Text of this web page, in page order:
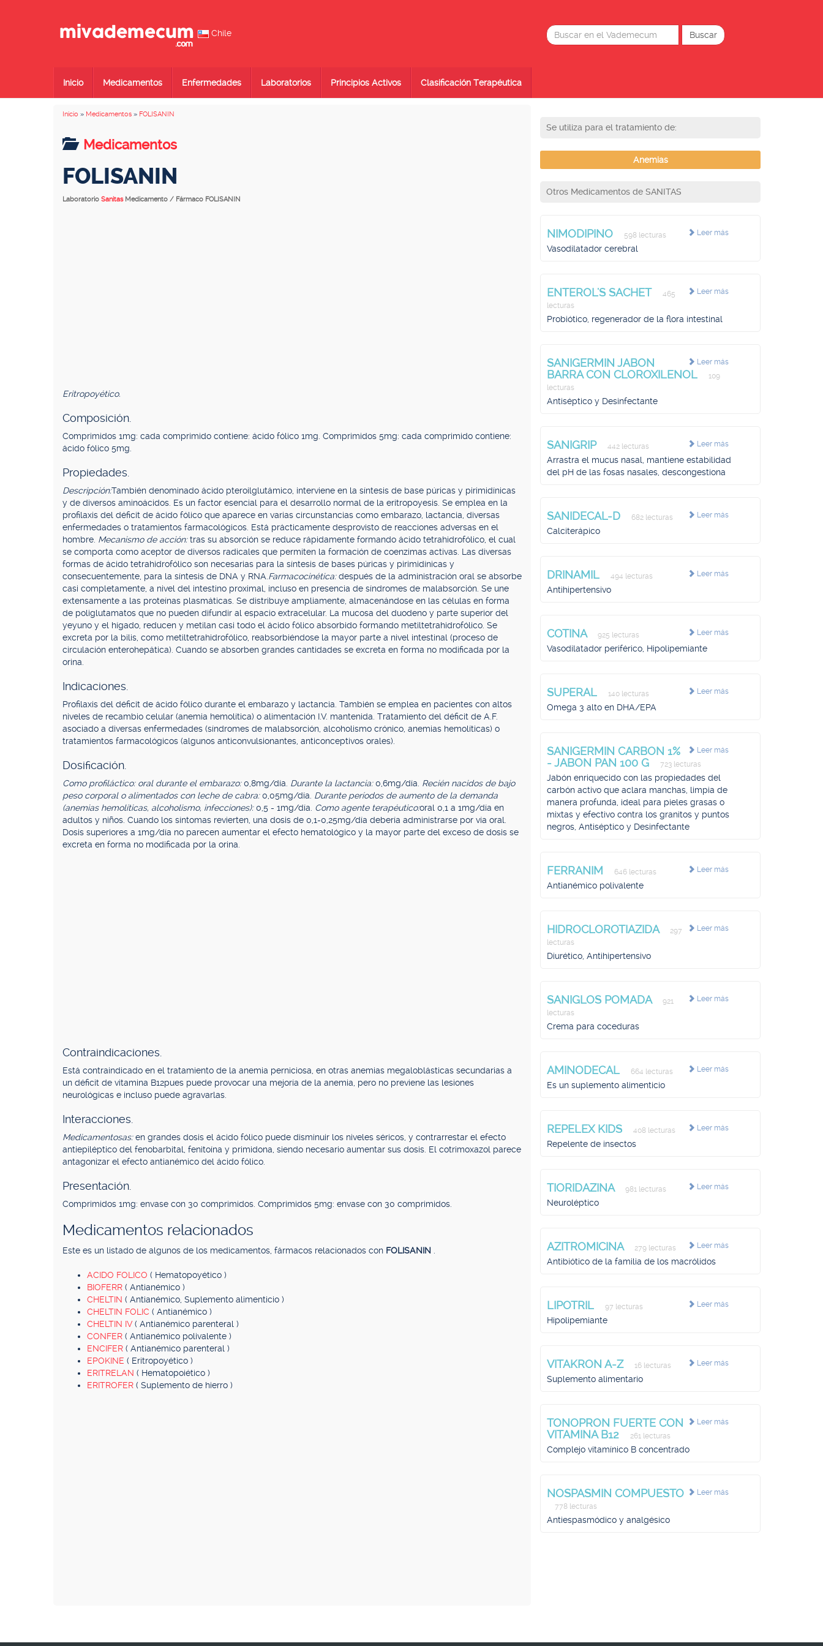
Chile
Inicio Medicamentos Enfermedades Laboratorios Principios Activos Clasificación Terapéutica
Inicio » Medicamentos » FOLISANIN
Medicamentos
FOLISANIN
Laboratorio Sanitas Medicamento / Fármaco FOLISANIN
Eritropoyético.
Composición.
Comprimidos 1mg: cada comprimido contiene: ácido fólico 1mg. Comprimidos 5mg: cada comprimido contiene:
ácido fólico 5mg.
Propiedades.
Descripción:También denominado ácido pteroilglutámico, interviene en la síntesis de base púricas y pirimidínicas
y de diversos aminoácidos. Es un factor esencial para el desarrollo normal de la eritropoyesis. Se emplea en la
profilaxis del déficit de ácido fólico que aparece en varias circunstancias como embarazo, lactancia, diversas
enfermedades o tratamientos farmacológicos. Está prácticamente desprovisto de reacciones adversas en el
hombre. Mecanismo de acción:tras su absorción se reduce rápidamente formando ácido tetrahidrofólico, el cual
se comporta como aceptor de diversos radicales que permiten la formación de coenzimas activas. Las diversas
formas de ácido tetrahidrofólico son necesarias para la síntesis de bases púricas y pirimidínicas y
consecuentemente, para la síntesis de DNA y RNA. Farmacocinética:después de la administración oral se absorbe
casi completamente, a nivel del intestino proximal, incluso en presencia de síndromes de malabsorción. Se une
extensamente a las proteínas plasmáticas. Se distribuye ampliamente, almacenándose en las células en forma
de poliglutamatos que no pueden difundir al espacio extracelular. La mucosa del duodeno y parte superior del
yeyuno y el hígado, reducen y metilan casi todo el ácido fólico absorbido formando metiltetrahidrofólico. Se
excreta por la bilis, como metiltetrahidrofólico, reabsorbiéndose la mayor parte a nivel intestinal (proceso de
circulación enterohepática). Cuando se absorben grandes cantidades se excreta en forma no modificada por la
orina.
Indicaciones.
Profilaxis del déficit de ácido fólico durante el embarazo y lactancia. También se emplea en pacientes con altos
niveles de recambio celular (anemia hemolítica) o alimentación I.V. mantenida. Tratamiento del déficit de A.F.
asociado a diversas enfermedades (síndromes de malabsorción, alcoholismo crónico, anemias hemolíticas) o
tratamientos farmacológicos (algunos anticonvulsionantes, anticonceptivos orales).
Dosificación.
Como profiláctico: oral durante el embarazo:0,8mg/día. Durante la lactancia:0,6mg/día. Recién nacidos de bajo
peso corporal o alimentados con leche de cabra:0,05mg/día. Durante períodos de aumento de la demanda
(anemias hemolíticas, alcoholismo, infecciones):0,5 - 1mg/día. Como agente terapéutico:oral 0,1 a 1mg/día en
adultos y niños. Cuando los síntomas revierten, una dosis de 0,1-0,25mg/día debería administrarse por vía oral.
Dosis superiores a 1mg/día no parecen aumentar el efecto hematológico y la mayor parte del exceso de dosis se
excreta en forma no modificada por la orina.
Contraindicaciones.
Está contraindicado en el tratamiento de la anemia perniciosa, en otras anemias megaloblásticas secundarias a
un déficit de vitamina B12pues puede provocar una mejoría de la anemia, pero no previene las lesiones
neurológicas e incluso puede agravarlas.
Interacciones.
Medicamentosas:en grandes dosis el ácido fólico puede disminuir los niveles séricos, y contrarrestar el efecto
antiepiléptico del fenobarbital, fenitoína y primidona, siendo necesario aumentar sus dosis. El cotrimoxazol parece
antagonizar el efecto antianémico del ácido fólico.
Presentación.
Comprimidos 1mg: envase con 30 comprimidos. Comprimidos 5mg: envase con 30 comprimidos.
Medicamentos relacionados
Este es un listado de algunos de los medicamentos, fármacos relacionados con FOLISANIN
ACIDO FOLICO ( Hematopoyético )
BIOFERR ( Antianémico )
CHELTIN ( Antianémico, Suplemento alimenticio )
CHELTIN FOLIC ( Antianémico )
CHELTIN IV( Antianémico parenteral )
CONFER ( Antianémico polivalente )
ENCIFER ( Antianémico parenteral )
EPOKINE ( Eritropoyético )
ERITRELAN ( Hematopoiético )
ERITROFER ( Suplemento de hierro )
Se utiliza para el tratamiento de:
Anemias
Otros Medicamentos de SANITAS
Leer más
NIMODIPINO 598 lecturas
Vasodilatador cerebral
Leer más
ENTEROL'S SACHET
465
lecturas
Probiótico, regenerador de la flora intestinal
Leer más
SANIGERMIN JABON
BARRA CON CLOROXILENOL
109
lecturas
Antiséptico y Desinfectante
Leer más
SANIGRIP 442 lecturas
Arrastra el mucus nasal, mantiene estabilidad
del pH de las fosas nasales, descongestiona
Leer más
SANIDECAL-D 682 lecturas
Calciterápico
Leer más
DRINAMIL 494 lecturas
Antihipertensivo
Leer más
COTINA 925 lecturas
Vasodilatador periférico, Hipolipemiante
Leer más
SUPERAL 140 lecturas
Omega 3 alto en DHA/EPA
Leer más
SANIGERMIN CARBON 1%
- JABON PAN 100 G
723 lecturas
Jabón enriquecido con las propiedades del
carbón activo que aclara manchas, limpia de
manera profunda, ideal para pieles grasas o
mixtas y efectivo contra los granitos y puntos
negros, Antiséptico y Desinfectante
Leer más
FERRANIM 646 lecturas
Antianémico polivalente
Leer más
HIDROCLOROTIAZIDA
297
lecturas
Diurético, Antihipertensivo
Leer más
SANIGLOS POMADA
921
lecturas
Crema para coceduras
Leer más
AMINODECAL 664 lecturas
Es un suplemento alimenticio
Leer más
REPELEX KIDS 408 lecturas
Repelente de insectos
Leer más
TIORIDAZINA 981 lecturas
Neuroléptico
Leer más
AZITROMICINA 279 lecturas
Antibiótico de la familia de los macrólidos
Leer más
LIPOTRIL 97 lecturas
Hipolipemiante
Leer más
VITAKRON A-Z 16 lecturas
Suplemento alimentario
Leer más
TONOPRON FUERTE CON
VITAMINA B12
261 lecturas
Complejo vitamínico B concentrado
Leer más
NOSPASMIN COMPUESTO
778 lecturas
Antiespasmódico y analgésico